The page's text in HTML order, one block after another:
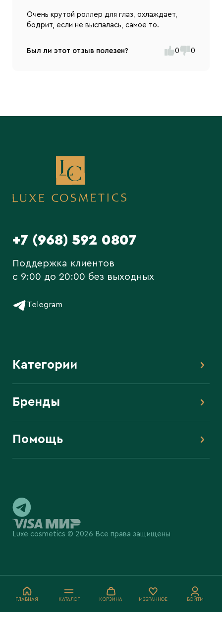
Очень крутой роллер для глаз, охлаждает,
бодрит, если не выспалась, самое то.
Был ли этот отзыв полезен? 0 0
+7 (968) 592 0807
Поддержка клиентов
c 9:00 до 20:00 без выходных
Telegram
Категории
Бренды
Помощь
Luxe cosmetics © 2026 Все права защищены
ГЛАВНАЯ КАТАЛОГ КОРЗИНА ИЗБРАННОЕ ВОЙТИ